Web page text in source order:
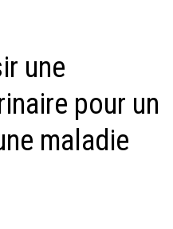
une
pour un
maladie